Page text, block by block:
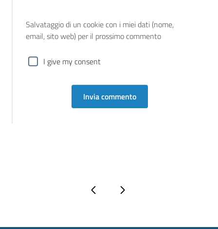
Salvataggio di un cookie con i miei dati (nome,
email, sito web) per il prossimo commento
I give my consent
Pagina precedentePagina successiva